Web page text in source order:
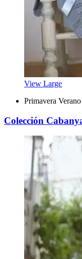
View Large
Primavera
Colección